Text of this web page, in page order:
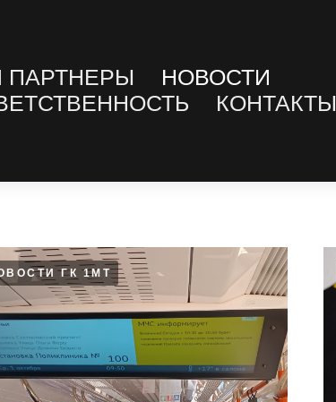
ПАРТНЕРЫ
НОВОСТИ
КОНТАКТЫ
ГК 1МТ